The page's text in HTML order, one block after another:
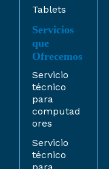
Tablets
Servicios
que
Ofrecemos
Servicio
técnico
para
computad
ores
Servicio
técnico